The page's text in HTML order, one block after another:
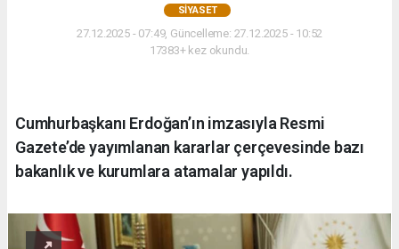
SIYASET
27.12.2025 - 07:49, Güncelleme: 27.12.2025 - 10:52
17383+ kez okundu.
Cumhurbaşkanı Erdoğan’ın imzasıyla Resmi
Gazete’de yayımlanan kararlar çerçevesinde bazı
bakanlık ve kurumlara atamalar yapıldı.